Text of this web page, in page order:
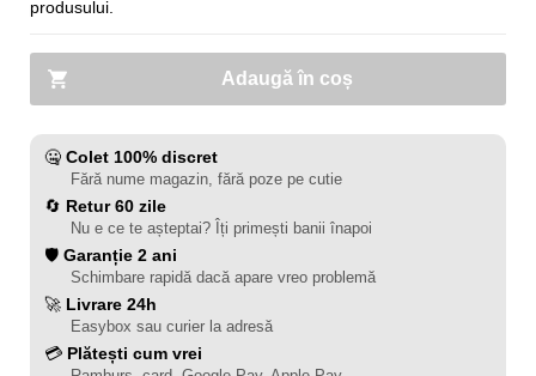
produsului.
Adaugă în coș
🤐 Colet 100% discret
Fără nume magazin, fără poze pe cutie
🔄 Retur 60 zile
Nu e ce te așteptai? Îți primești banii înapoi
🛡️ Garanție 2 ani
Schimbare rapidă dacă apare vreo problemă
🚀 Livrare 24h
Easybox sau curier la adresă
💳 Plătești cum vrei